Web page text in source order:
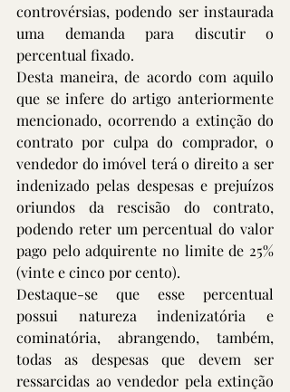
controvérsias, podendo ser instaurada
uma demanda para discutir o
percentual fixado.
Desta maneira, de acordo com aquilo
que se infere do artigo anteriormente
mencionado, ocorrendo a extinção do
contrato por culpa do comprador, o
vendedor do imóvel terá o direito a ser
indenizado pelas despesas e prejuízos
oriundos da rescisão do contrato,
podendo reter um percentual do valor
pago pelo adquirente no limite de 25%
(vinte e cinco por cento).
Destaque-se que esse percentual
possui natureza indenizatória e
cominatória, abrangendo, também,
todas as despesas que devem ser
ressarcidas ao vendedor pela extinção